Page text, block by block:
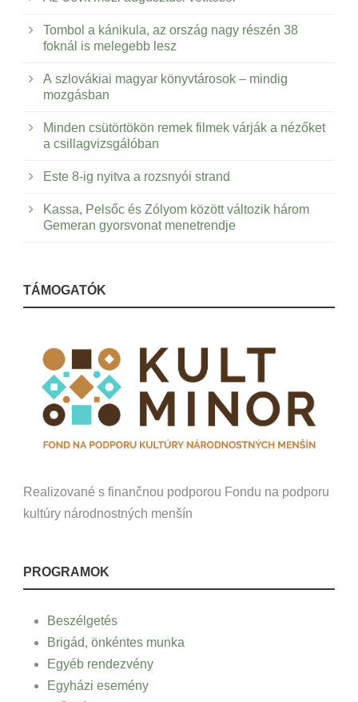
Tombol a kánikula, az ország nagy részén 38
foknál is melegebb lesz
A szlovákiai magyar könyvtárosok – mindig
mozgásban
Minden csütörtökön remek filmek várják a nézőket
a csillagvizsgálóban
Este 8-ig nyitva a rozsnyói strand
Kassa, Pelsőc és Zólyom között változik három
Gemeran gyorsvonat menetrendje
TÁMOGATÓK
Realizované s finančnou podporou Fondu na podporu
kultúry národnostných menšín
PROGRAMOK
Beszélgetés
Brigád, önkéntes munka
Egyéb rendezvény
Egyházi esemény